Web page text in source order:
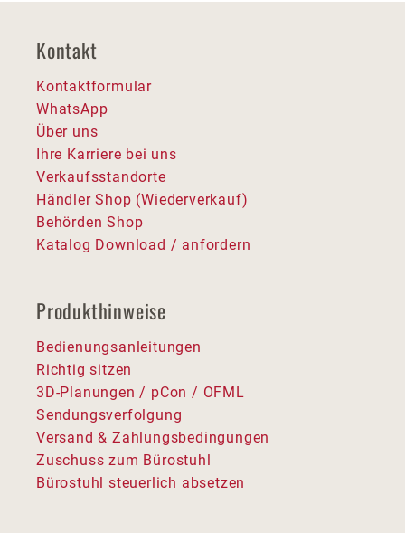
Kontakt
Kontaktformular
WhatsApp
Über uns
Ihre Karriere bei uns
Verkaufsstandorte
Händler Shop (Wiederverkauf)
Behörden Shop
Katalog Download / anfordern
Produkthinweise
Bedienungsanleitungen
Richtig sitzen
3D-Planungen / pCon / OFML
Sendungsverfolgung
Versand & Zahlungsbedingungen
Zuschuss zum Bürostuhl
Bürostuhl steuerlich absetzen